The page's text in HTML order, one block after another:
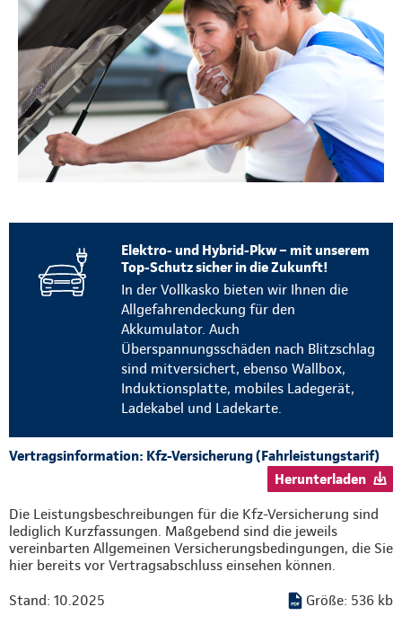
Elektro- und Hybrid-Pkw – mit unserem
Top-Schutz sicher in die Zukunft!
In der Vollkasko bieten wir Ihnen die
Allgefahrendeckung für den
Akkumulator. Auch
Überspannungsschäden nach Blitzschlag
sind mitversichert, ebenso Wallbox,
Induktionsplatte, mobiles Ladegerät,
Ladekabel und Ladekarte.
Vertragsinformation: Kfz-Versicherung (Fahrleistungstarif)
Herunterladen
Die Leistungsbeschreibungen für die Kfz-Versicherung sind
lediglich Kurzfassungen. Maßgebend sind die jeweils
vereinbarten Allgemeinen Versicherungsbedingungen, die Sie
hier bereits vor Vertragsabschluss einsehen können.
Stand: 10.2025 Größe: 536 kb